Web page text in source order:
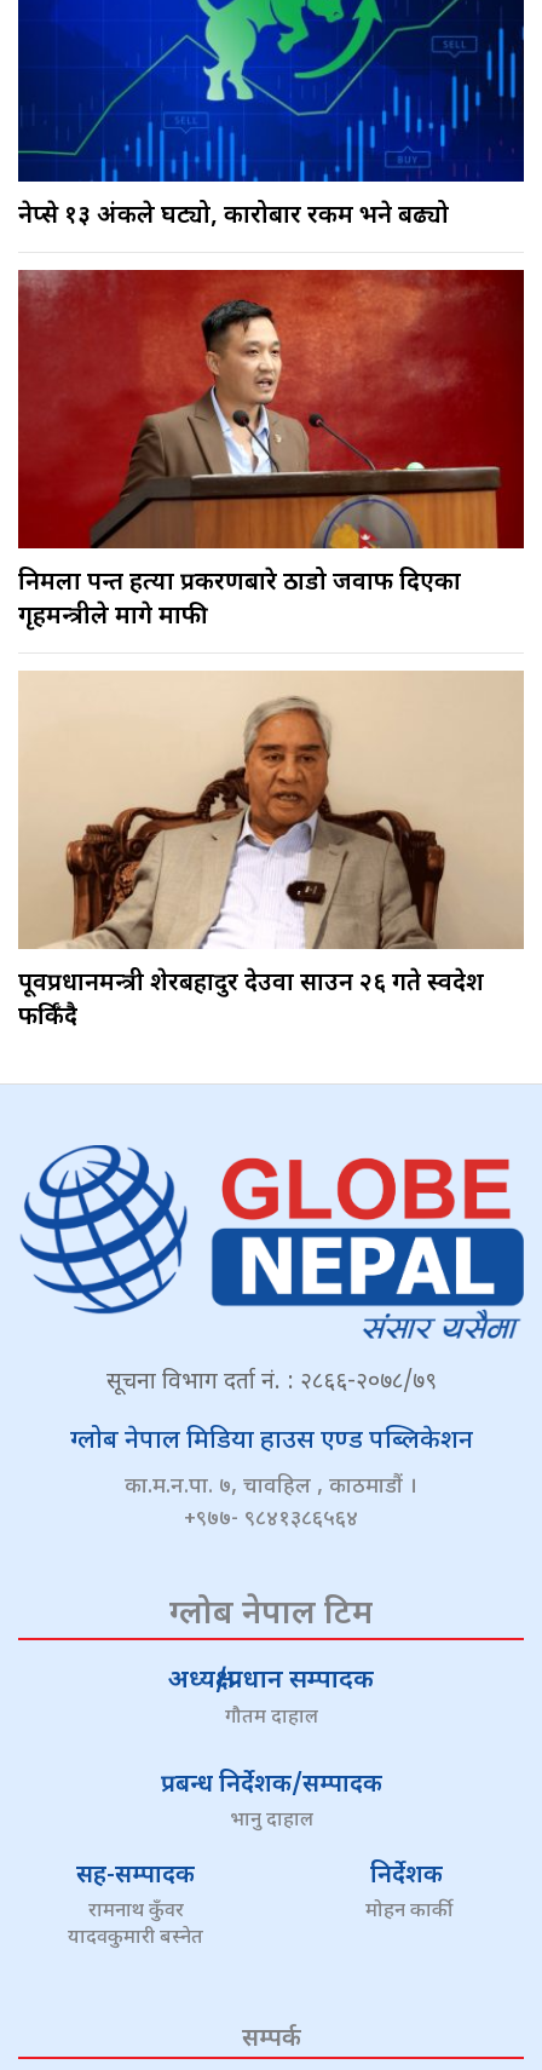
नेप्से १३ अंकले घट्यो, कारोबार रकम भने बढ्यो
निर्मला पन्त हत्या प्रकरणबारे ठाडो जवाफ दिएका
गृहमन्त्रीले मागे माफी
पूर्वप्रधानमन्त्री शेरबहादुर देउवा साउन २६ गते स्वदेश
फर्किँदै
सूचना विभाग दर्ता नं. : २८६६-२०७८/७९
ग्लोब नेपाल मिडिया हाउस एण्ड पब्लिकेशन
का.म.न.पा. ७, चावहिल , काठमाडौं ।
+९७७- ९८४१३८६५६४
ग्लोब नेपाल टिम
अध्यक्ष/प्रधान सम्पादक
गौतम दाहाल
प्रबन्ध निर्देशक/सम्पादक
भानु दाहाल
सह-सम्पादक
रामनाथ कुँवर
यादवकुमारी बस्नेत
निर्देशक
मोहन कार्की
सम्पर्क